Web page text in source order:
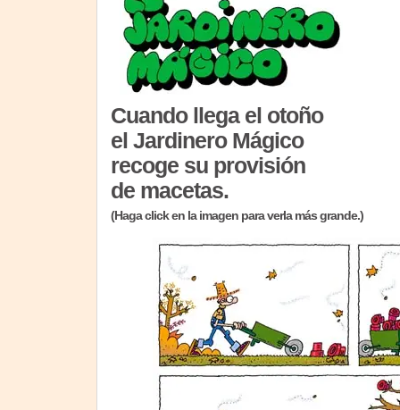
Cuando llega el otoño
el Jardinero Mágico
recoge su provisión
de macetas.
(Haga click en la imagen para verla más grande.)